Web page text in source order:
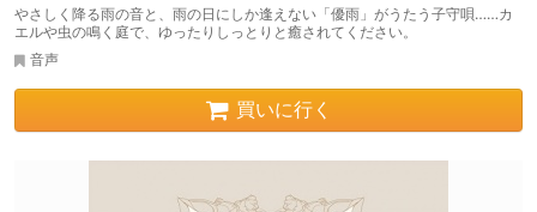
やさしく降る雨の音と、雨の日にしか逢えない「優雨」がうたう子守唄……カ
エルや虫の鳴く庭で、ゆったりしっとりと癒されてください。
音声
買いに行く